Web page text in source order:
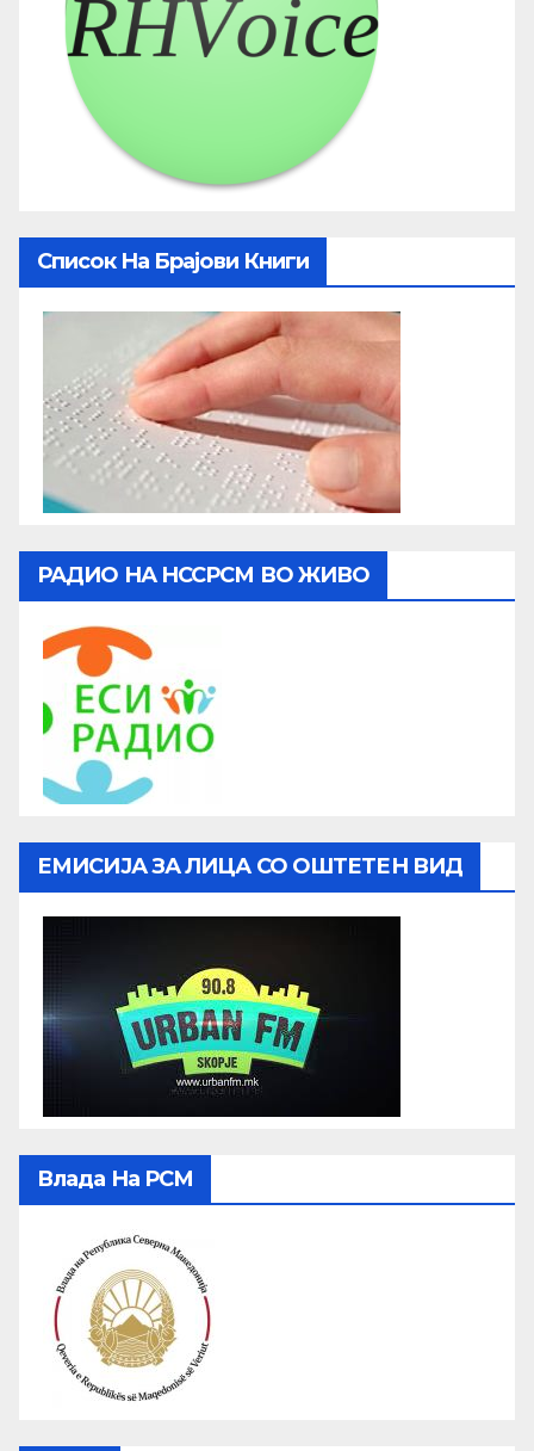
Список На Брајови Книги
РАДИО НА НССРСМ ВО ЖИВО
ЕМИСИЈА ЗА ЛИЦА СО ОШТЕТЕН ВИД
Влада На РСМ